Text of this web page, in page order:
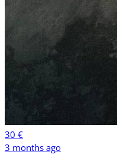
30 €
3 months ago